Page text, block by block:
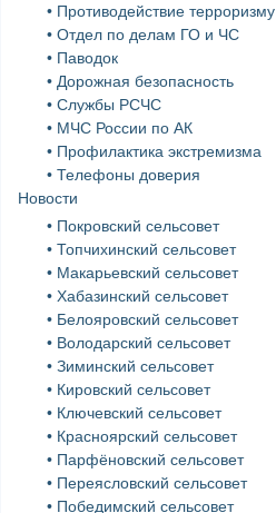
• Противодействие терроризму
• Отдел по делам ГО и ЧС
• Паводок
• Дорожная безопасность
• Службы РСЧС
• МЧС России по АК
• Профилактика экстремизма
• Телефоны доверия
Новости
• Покровский сельсовет
• Топчихинский сельсовет
• Макарьевский сельсовет
• Хабазинский сельсовет
• Белояровский сельсовет
• Володарский сельсовет
• Зиминский сельсовет
• Кировский сельсовет
• Ключевский сельсовет
• Красноярский сельсовет
• Парфёновский сельсовет
• Переясловский сельсовет
• Победимский сельсовет